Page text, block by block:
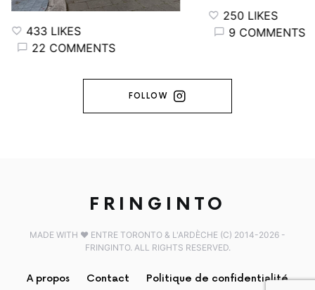
433 LIKES
22 COMMENTS
250 LIKES
9 COMMENTS
FOLLOW
FRINGINTO
MADE WITH ♥️ ENTRE TORONTO & L'ARDÈCHE (C) 2014-2026 -
FRINGINTO. ALL RIGHTS RESERVED.
A propos Contact Politique de confidentialité